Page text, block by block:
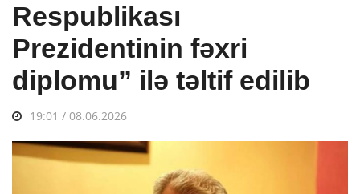
Respublikası
Prezidentinin fəxri
diplomu” ilə təltif edilib
19:01 / 08.06.2026